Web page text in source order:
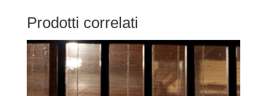
Prodotti correlati